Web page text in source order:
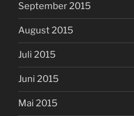
September 2015
August 2015
Juli 2015
Juni 2015
Mai 2015